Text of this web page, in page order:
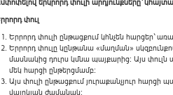
երկրորդ փուլի արդյունքները`
փուլ
Երրորդ փուլի ընթացքում կհնչեն
Երրորդ փուլը կընթանա «մաղման»
մասնակից դուրս կմնա պայքարից: Այս փուլն
մեկ հարցի ընթերցմամբ:
Այս փուլի ընթացքում յուրաքանչյուր
վայրկյան ժամանակ: